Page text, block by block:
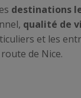
destinations
qualité de
et les
de Nice.